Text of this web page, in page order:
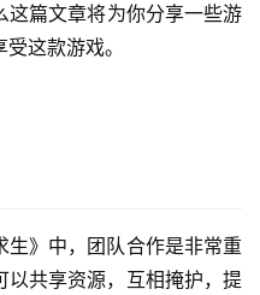
这篇文章将为你分享一些游
这款游戏。
生》中，团队合作是非常重
共享资源，互相掩护，提